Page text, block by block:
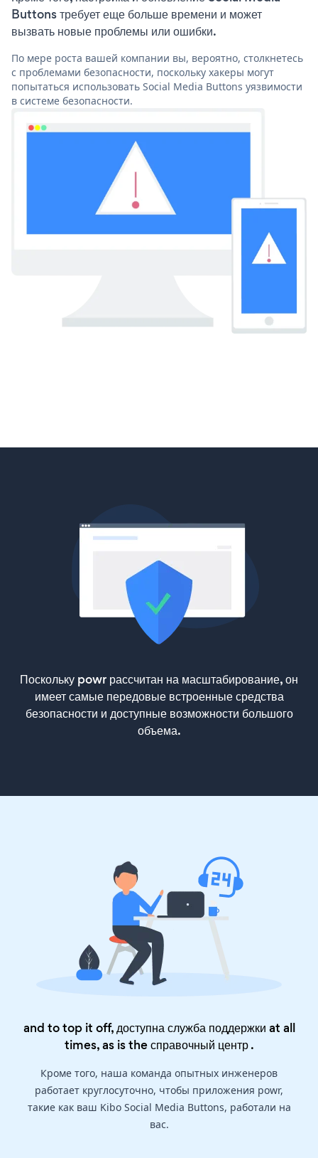
Buttons требует еще больше времени и может
вызвать новые проблемы или ошибки.
По мере роста вашей компании вы, вероятно, столкнетесь
с проблемами безопасности, поскольку хакеры могут
попытаться использовать Social Media Buttons уязвимости
в системе безопасности.
Поскольку powr рассчитан на масштабирование, он
имеет самые передовые встроенные средства
безопасности и доступные возможности большого
объема.
and to top it off, доступна служба поддержки at all
times, as is theсправочный центр.
Кроме того, наша команда опытных инженеров
работает круглосуточно, чтобы приложения powr,
такие как ваш Kibo Social Media Buttons, работали на
вас.